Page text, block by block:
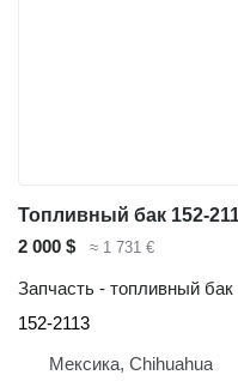
2 000 $ ≈ 1 731 €
Запчасть - топливный бак
152-2113
Мексика, Chihuahua